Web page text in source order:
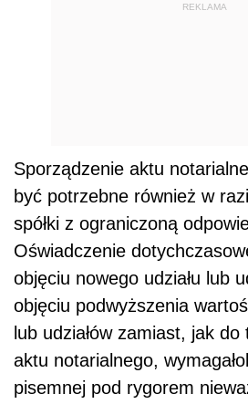
REKLAMA
Sporządzenie aktu
być potrzebne również w
spółki z ograniczoną
Oświadczenie
objęciu nowego udziału lub
objęciu podwyższenia
lub udziałów zamiast, jak
aktu notarialnego,
pisemnej pod rygorem